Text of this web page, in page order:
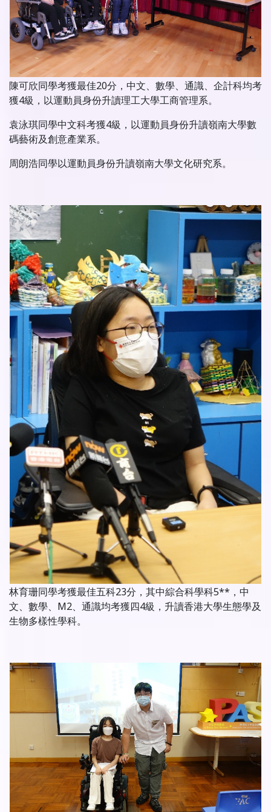
陳可欣同學考獲最佳20分，中文、數學、通識、企計科均考
獲4級，以運動員身份升讀理工大學工商管理系。
袁泳琪同學中文科考獲4級，以運動員身份升讀嶺南大學數
碼藝術及創意產業系。
周朗浩同學以運動員身份升讀嶺南大學文化研究系。
林育珊同學考獲最佳五科23分，其中綜合科學科5**，中
文、數學、M2、通識均考獲四4級，升讀香港大學生態學及
生物多樣性學科。